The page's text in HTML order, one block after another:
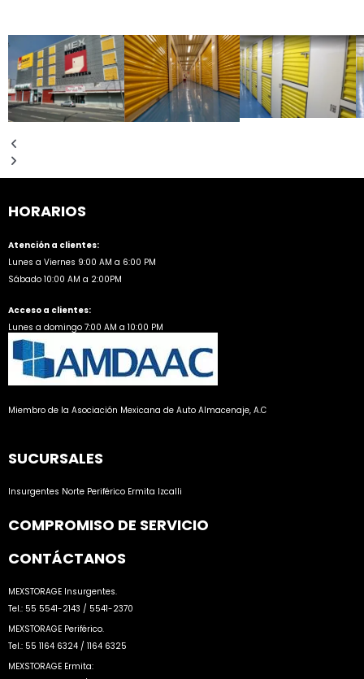
HORARIOS
Atención a clientes:
Lunes a Viernes 9:00 AM a 6:00 PM
Sábado 10:00 AM a 2:00PM
Acceso a clientes:
Lunes a domingo 7:00 AM a 10:00 PM
Miembro de la Asociación Mexicana de Auto Almacenaje, A.C
SUCURSALES
Insurgentes Norte Periférico Ermita Izcalli
COMPROMISO DE SERVICIO
CONTÁCTANOS
MEXSTORAGE Insurgentes.
Tel.: 55 5541-2143 / 5541-2370
MEXSTORAGE Periférico.
Tel.: 55 1164 6324 / 1164 6325
MEXSTORAGE Ermita: